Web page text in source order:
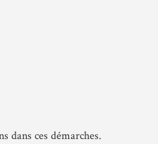
dans ces démarches.